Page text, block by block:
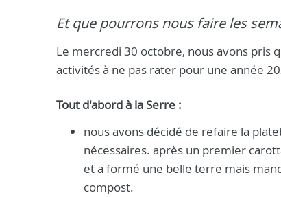
Et que pourrons nous faire les
Le mercredi 30 octobre, nous avons
activités à ne pas rater pour une année
Tout d'abord à la Serre :
nous avons décidé de refaire la
nécessaires. après un premier
et a formé une belle terre mais
compost.